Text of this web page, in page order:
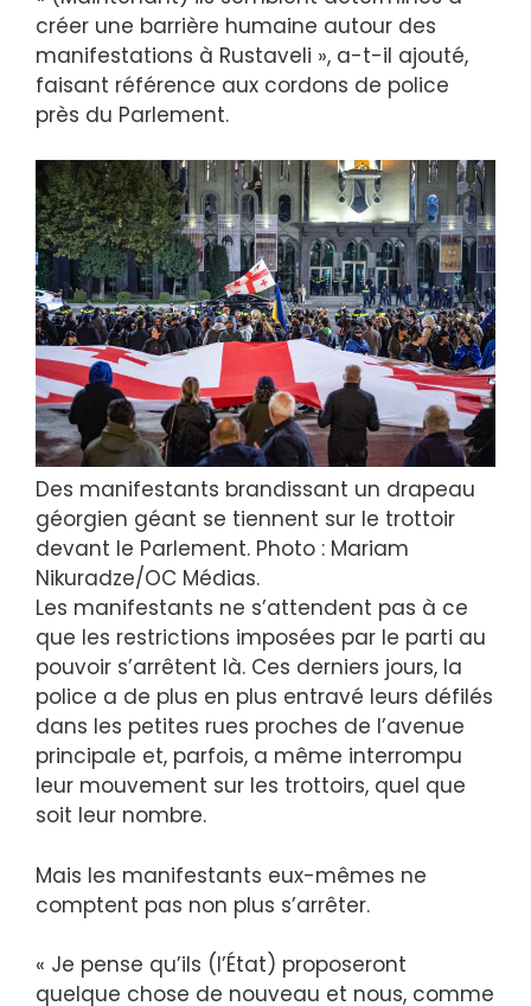
créer une barrière humaine autour des
manifestations à Rustaveli », a-t-il ajouté,
faisant référence aux cordons de police
près du Parlement.
Des manifestants brandissant un drapeau
géorgien géant se tiennent sur le trottoir
devant le Parlement. Photo : Mariam
Nikuradze/OC Médias.
Les manifestants ne s’attendent pas à ce
que les restrictions imposées par le parti au
pouvoir s’arrêtent là. Ces derniers jours, la
police a de plus en plus entravé leurs défilés
dans les petites rues proches de l’avenue
principale et, parfois, a même interrompu
leur mouvement sur les trottoirs, quel que
soit leur nombre.
Mais les manifestants eux-mêmes ne
comptent pas non plus s’arrêter.
« Je pense qu’ils (l’État) proposeront
quelque chose de nouveau et nous, comme